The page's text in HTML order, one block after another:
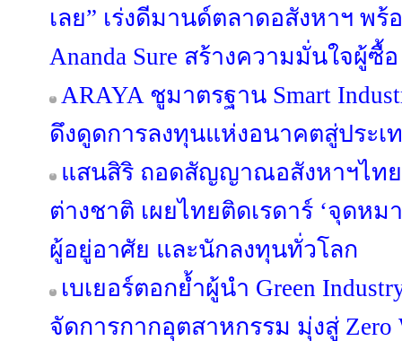
เลย” เร่งดีมานด์ตลาดอสังหาฯ พ
Ananda Sure สร้างความมั่นใจผู้ซื้อ
ARAYA ชูมาตรฐาน Smart
ดึงดูดการลงทุนแห่งอนาคตสู่ประเ
แสนสิริ ถอดสัญญาณอสังหาฯไท
ต่างชาติ เผยไทยติดเรดาร์ ‘จุดห
ผู้อยู่อาศัย และนักลงทุนทั่วโลก
เบเยอร์ตอกย้ำผู้นำ Green
จัดการกากอุตสาหกรรม มุ่งสู่ Zero